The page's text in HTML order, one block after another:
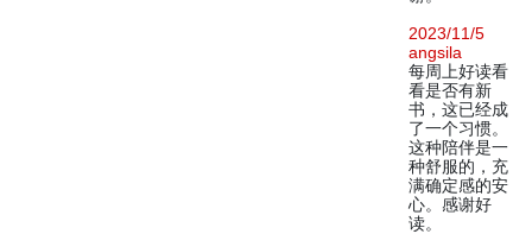
2023/11/5
angsila
每周上好读看
看是否有新
书，这已经成
了一个习惯。
这种陪伴是一
种舒服的，充
满确定感的安
心。感谢好
读。